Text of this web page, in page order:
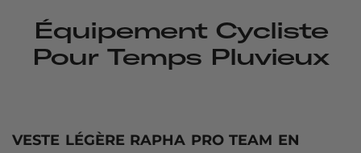
Équipement Cycliste
Pour Temps Pluvieux
VESTE LÉGÈRE RAPHA PRO TEAM EN